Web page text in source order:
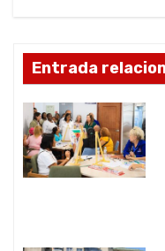
e
e
n
t
Entrada